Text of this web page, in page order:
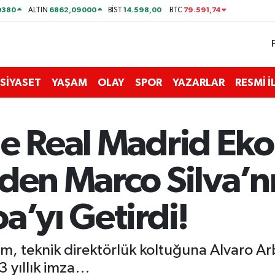
ALTIN 6862,09000 BİST14.598,00 BTC 79.591,74
SİYASET YAŞAM OLAY SPOR YAZARLAR RESMİ
Real Madrid
Marco
Getirdi!
teknik direktörlük koltuğuna Alvaro
yıllık imza…